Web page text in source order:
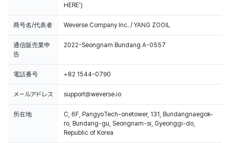
HERE')
商号名/代表者 Weverse Company Inc. / YANG ZOOIL
通信販売業申
告
2022-Seongnam Bundang A-0557
電話番号 +82 1544-0790
メールアドレス support@weverse.io
所在地
C, 6F, PangyoTech-onetower, 131, Bundangnaegok-
ro, Bundang-gu, Seongnam-si, Gyeonggi-do,
Republic of Korea